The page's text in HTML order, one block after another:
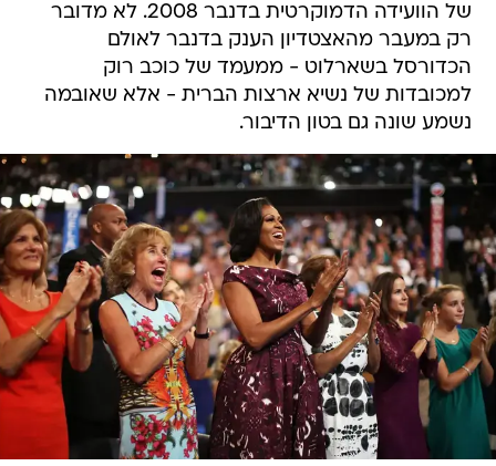
של הוועידה הדמוקרטית בדנבר 2008. לא מדובר
רק במעבר מהאצטדיון הענק בדנבר לאולם
הכדורסל בשארלוט - ממעמד של כוכב רוק
למכובדות של נשיא ארצות הברית - אלא שאובמה
נשמע שונה גם בטון הדיבור.